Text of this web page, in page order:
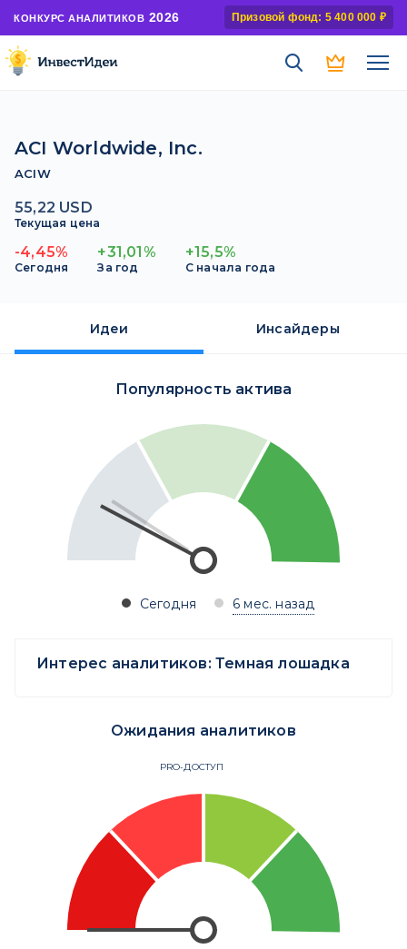
КОНКУРС АНАЛИТИКОВ 2026 Призовой фонд: 5 400 000 ₽
ACI Worldwide, Inc.
ACIW
55,22 USD
Текущая цена
-4,45%
Сегодня
+31,01%
За год
+15,5%
С начала года
Идеи Инсайдеры
Популярность актива
Сегодня 6 мес. назад
Интерес аналитиков: Темная лошадка
Ожидания аналитиков
PRO-ДОСТУП